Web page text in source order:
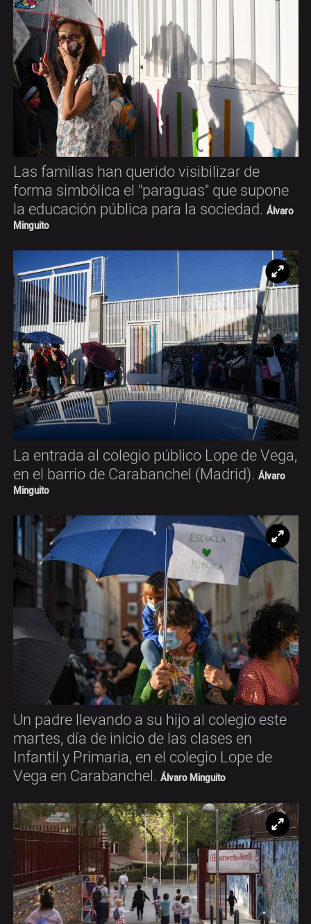
Las familias han querido visibilizar de
forma simbólica el "paraguas" que supone
la educación pública para la sociedad. Álvaro
Minguito
La entrada al colegio público Lope de Vega,
en el barrio de Carabanchel (Madrid). Álvaro
Minguito
Un padre llevando a su hijo al colegio este
martes, día de inicio de las clases en
Infantil y Primaria, en el colegio Lope de
Vega en Carabanchel. Álvaro Minguito